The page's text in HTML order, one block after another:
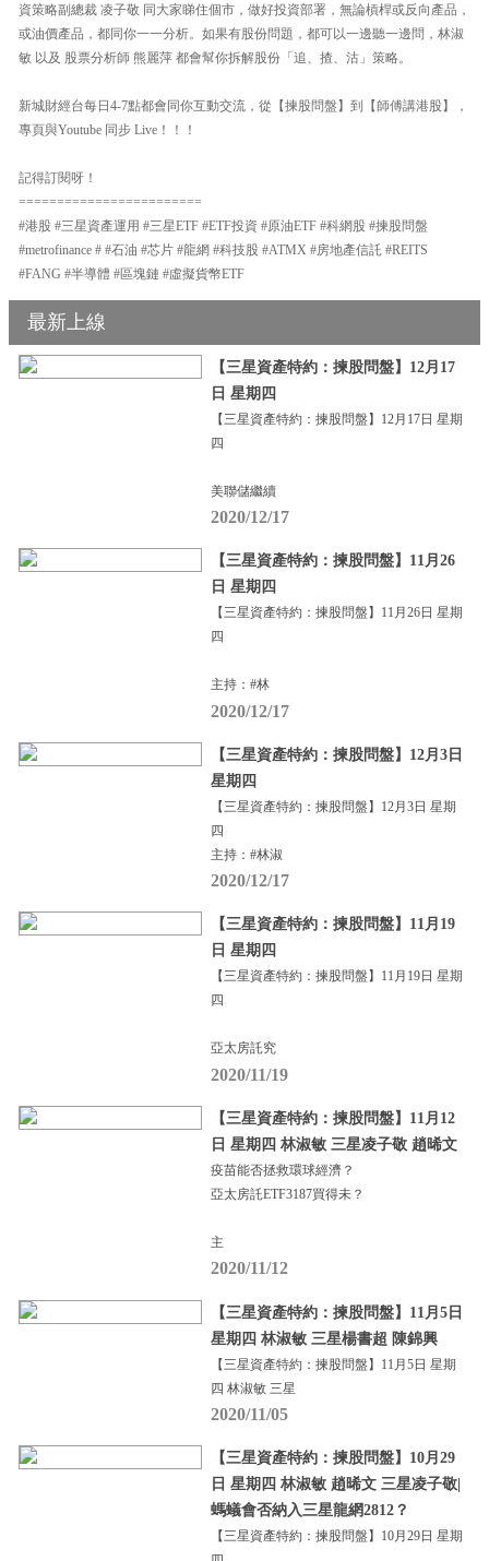
資策略副總裁 凌子敬 同大家睇住個市，做好投資部署，無論槓桿或反向產品，
或油價產品，都同你一一分析。如果有股份問題，都可以一邊聽一邊問，林淑
敏 以及 股票分析師 熊麗萍 都會幫你拆解股份「追、揸、沽」策略。
新城財經台每日4-7點都會同你互動交流，從【揀股問盤】到【師傅講港股】，
專頁與Youtube 同步 Live！！！
記得訂閱呀！
========================
#港股 #三星資產運用 #三星ETF #ETF投資 #原油ETF #科網股 #揀股問盤
#metrofinance # #石油 #芯片 #龍網 #科技股 #ATMX #房地產信託 #REITS
#FANG #半導體 #區塊鏈 #虛擬貨幣ETF
最新上線
【三星資產特約：揀股問盤】12月17
日 星期四
【三星資產特約：揀股問盤】12月17日 星期
四
美聯儲繼續
2020/12/17
【三星資產特約：揀股問盤】11月26
日 星期四
【三星資產特約：揀股問盤】11月26日 星期
四
主持：#林
2020/12/17
【三星資產特約：揀股問盤】12月3日
星期四
【三星資產特約：揀股問盤】12月3日 星期
四
主持：#林淑
2020/12/17
【三星資產特約：揀股問盤】11月19
日 星期四
【三星資產特約：揀股問盤】11月19日 星期
四
亞太房託究
2020/11/19
【三星資產特約：揀股問盤】11月12
日 星期四 林淑敏 三星凌子敬 趙晞文
疫苗能否拯救環球經濟？
亞太房託ETF3187買得未？
主
2020/11/12
【三星資產特約：揀股問盤】11月5日
星期四 林淑敏 三星楊書超 陳錦興
【三星資產特約：揀股問盤】11月5日 星期
四 林淑敏 三星
2020/11/05
【三星資產特約：揀股問盤】10月29
日 星期四 林淑敏 趙晞文 三星凌子敬|
螞蟻會否納入三星龍網2812？
【三星資產特約：揀股問盤】10月29日 星期